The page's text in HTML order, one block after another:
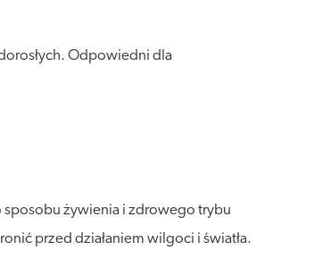
Odpowiedni dla
żywienia i zdrowego trybu
przed działaniem wilgoci i światła.